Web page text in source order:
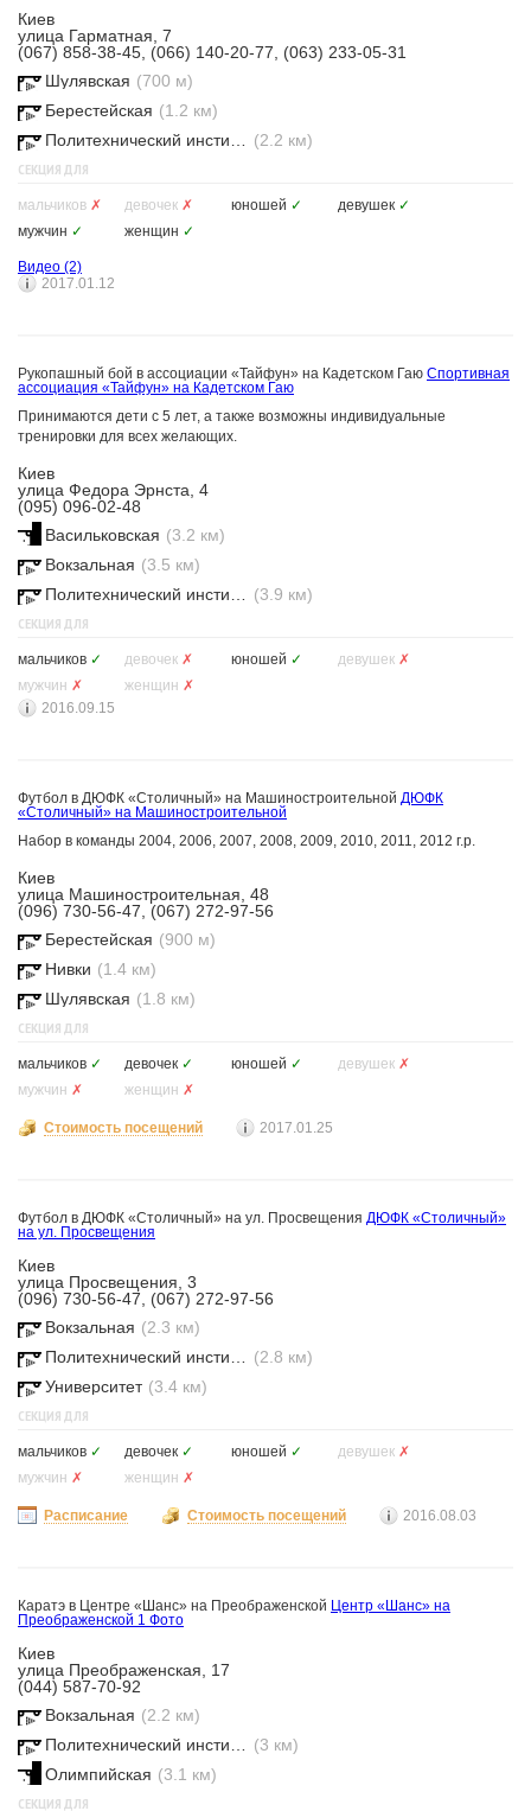
Киев
улица Гарматная, 7
(067) 858-38-45, (066) 140-20-77, (063) 233-05-31
Шулявская (700 м)
Берестейская (1.2 км)
(2.2 км)
СЕКЦИЯ ДЛЯ
мальчиков ✗ девочек ✗ юношей ✓ девушек ✓
мужчин ✓ женщин ✓
Видео (2)
2017.01.12
Рукопашный бой в ассоциации «Тайфун» на Кадетском Гаю Спортивная
ассоциация «Тайфун» на Кадетском Гаю
Принимаются дети с 5 лет, а также возможны индивидуальные
тренировки для всех желающих.
Киев
улица Федора Эрнста, 4
(095) 096-02-48
Васильковская (3.2 км)
Вокзальная (3.5 км)
(3.9 км)
СЕКЦИЯ ДЛЯ
мальчиков ✓ девочек ✗ юношей ✓ девушек ✗
мужчин ✗ женщин ✗
2016.09.15
Футбол в ДЮФК «Столичный» на Машиностроительной ДЮФК
«Столичный» на Машиностроительной
Набор в команды 2004, 2006, 2007, 2008, 2009, 2010, 2011, 2012 г.р.
Киев
улица Машиностроительная, 48
(096) 730-56-47, (067) 272-97-56
Берестейская (900 м)
Нивки (1.4 км)
Шулявская (1.8 км)
СЕКЦИЯ ДЛЯ
мальчиков ✓ девочек ✓ юношей ✓ девушек ✗
мужчин ✗ женщин ✗
Стоимость посещений 2017.01.25
Футбол в ДЮФК «Столичный» на ул. Просвещения ДЮФК «Столичный»
на ул. Просвещения
Киев
улица Просвещения, 3
(096) 730-56-47, (067) 272-97-56
Вокзальная (2.3 км)
(2.8 км)
Университет (3.4 км)
СЕКЦИЯ ДЛЯ
мальчиков ✓ девочек ✓ юношей ✓ девушек ✗
мужчин ✗ женщин ✗
Расписание Стоимость посещений 2016.08.03
Каратэ в Центре «Шанс» на Преображенской Центр «Шанс» на
Преображенской 1 Фото
Киев
улица Преображенская, 17
(044) 587-70-92
Вокзальная (2.2 км)
(3 км)
Олимпийская (3.1 км)
СЕКЦИЯ ДЛЯ